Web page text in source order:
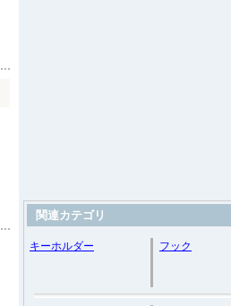
関連カテゴリ
キーホルダー フック